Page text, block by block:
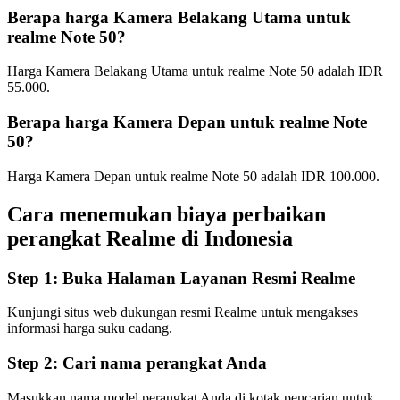
Berapa harga Kamera Belakang Utama untuk
realme Note 50?
Harga Kamera Belakang Utama untuk realme Note 50 adalah IDR
55.000.
Berapa harga Kamera Depan untuk realme Note
50?
Harga Kamera Depan untuk realme Note 50 adalah IDR 100.000.
Cara menemukan biaya perbaikan
perangkat Realme di Indonesia
Step 1: Buka Halaman Layanan Resmi Realme
Kunjungi situs web dukungan resmi Realme untuk mengakses
informasi harga suku cadang.
Step 2: Cari nama perangkat Anda